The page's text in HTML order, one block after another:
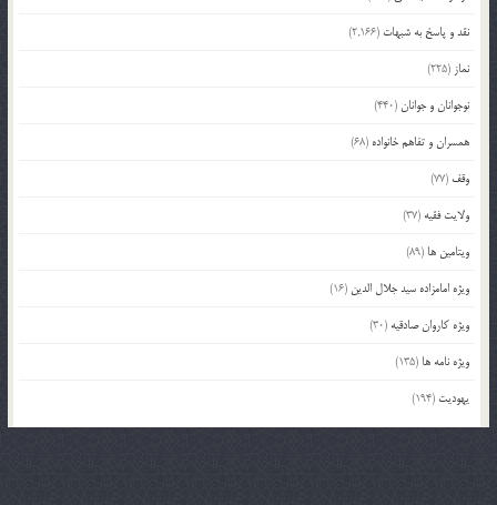
نقد و پاسخ به شبهات (2,166)
نماز (225)
نوجوانان و جوانان(440)
همسران و تفاهم خانواده (68)
وقف (77)
ولایت فقیه (37)
ویتامین ها (89)
ویژه امامزاده سید جلال الدین (16)
ویژه کاروان صادقیه (30)
ویژه نامه ها (135)
یهودیت (194)